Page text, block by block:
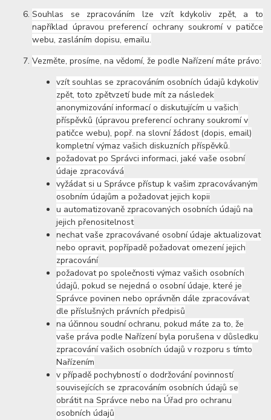
Souhlas se zpracováním lze vzít kdykoliv zpět, a to
například úpravou preferencí ochrany soukromí v patičce
webu, zasláním dopisu, emailu.
Vezměte, prosíme, na vědomí, že podle Nařízení máte právo:
vzít souhlas se zpracováním osobních údajů kdykoliv
zpět, toto zpětvzetí bude mít za následek
anonymizování informací o diskutujícím u vašich
příspěvků (úpravou preferencí ochrany soukromí v
patičce webu), popř. na slovní žádost (dopis, email)
kompletní výmaz vašich diskuzních příspěvků.
požadovat po Správci informaci, jaké vaše osobní
údaje zpracovává
vyžádat si u Správce přístup k vašim zpracovávaným
osobním údajům a požadovat jejich kopii
u automatizovaně zpracovaných osobních údajů na
jejich přenositelnost
nechat vaše zpracovávané osobní údaje aktualizovat
nebo opravit, popřípadě požadovat omezení jejich
zpracování
požadovat po společnosti výmaz vašich osobních
údajů, pokud se nejedná o osobní údaje, které je
Správce povinen nebo oprávněn dále zpracovávat
dle příslušných právních předpisů
na účinnou soudní ochranu, pokud máte za to, že
vaše práva podle Nařízení byla porušena v důsledku
zpracování vašich osobních údajů v rozporu s tímto
Nařízením
v případě pochybností o dodržování povinností
souvisejících se zpracováním osobních údajů se
obrátit na Správce nebo na Úřad pro ochranu
osobních údajů